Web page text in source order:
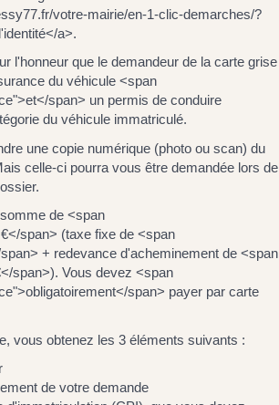
votre-mairie/en-1-clic-demarches/?
a>.
l'honneur que le demandeur de la carte grise
du véhicule <span
span> un permis de conduire
du véhicule immatriculé.
une copie numérique (photo ou scan) du
celle-ci pourra vous être demandée lors de
de <span
span> (taxe fixe de <span
+ redevance d'acheminement de <span
span>). Vous devez <span
span> payer par carte
vous obtenez les 3 éléments suivants :
de votre demande